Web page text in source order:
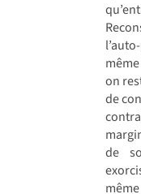
on
de
de